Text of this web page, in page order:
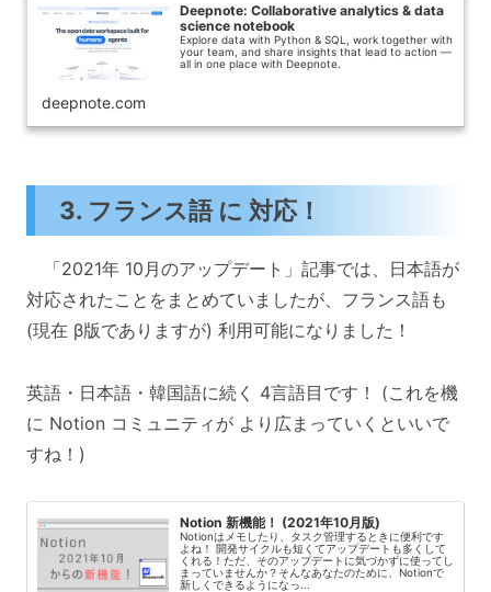
Deepnote: Collaborative analytics & data
science notebook
Explore data with Python & SQL, work together with
your team, and share insights that lead to action —
all in one place with Deepnote.
deepnote.com
3. フランス語 に 対応！
「2021年 10月のアップデート」記事では、日本語が
対応されたことをまとめていましたが、フランス語も
(現在 β版でありますが) 利用可能になりました！
英語・日本語・韓国語に続く 4言語目です！ (これを機
に Notion コミュニティが より広まっていくといいで
すね！)
Notion 新機能！ (2021年10月版)
Notionはメモしたり、タスク管理するときに便利です
よね！ 開発サイクルも短くてアップデートも多くして
くれる！ただ、そのアップデートに気づかずに使ってし
まっていませんか？そんなあなたのために、Notionで
新しくできるようになっ...